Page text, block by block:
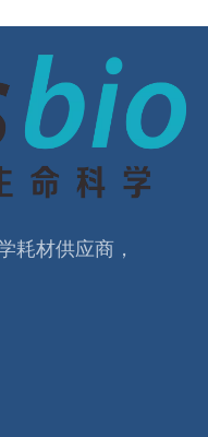
耗材供应商，